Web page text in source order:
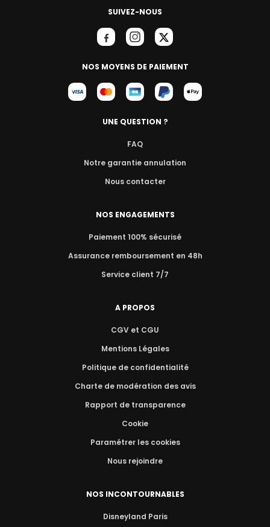
SUIVEZ-NOUS
NOS MOYENS DE PAIEMENT
UNE QUESTION ?
FAQ
Notre garantie annulation
Nous contacter
NOS ENGAGEMENTS
Paiement 100% sécurisé
Assurance remboursement en 48h
Service client 7/7
A PROPOS
CGV et CGU
Mentions Légales
Politique de confidentialité
Charte de modération des avis
Rapport de transparence
Cookie
Paramétrer les cookies
Nous rejoindre
NOS INCONTOURNABLES
Disneyland Paris